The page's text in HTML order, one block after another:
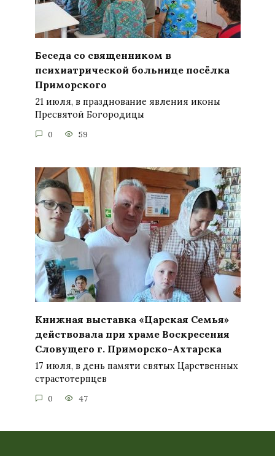
Беседа со священником в
психиатрической больнице посёлка
Приморского
21 июля, в празднование явления иконы
Пресвятой Богородицы
0 59
Книжная выставка «Царская Семья»
действовала при храме Воскресения
Словущего г. Приморско-Ахтарска
17 июля, в день памяти святых Царственных
страстотерпцев
0 47